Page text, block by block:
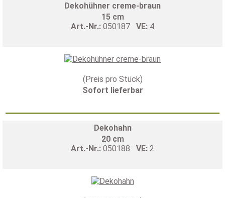
Dekohühner creme-braun
15 cm
Art.-Nr.: 050187 VE: 4
(Preis pro Stück)
Sofort lieferbar
Dekohahn
20 cm
Art.-Nr.: 050188 VE: 2